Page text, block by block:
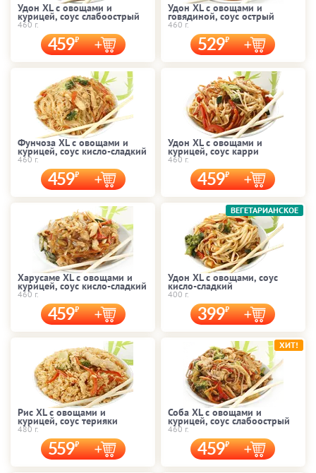
Удон XL с овощами и
курицей, соус слабоострый
460 г.
459
Удон XL с овощами и
говядиной, соус острый
460 г.
529
Фунчоза XL с овощами и
курицей, соус кисло-сладкий
460 г.
459
Удон XL с овощами и
курицей, соус карри
460 г.
459
Харусаме XL с овощами и
курицей, соус кисло-сладкий
460 г.
459
Удон XL с овощами, соус
кисло-сладкий
400 г.
399
ВЕГЕТАРИАНСКОЕ
Рис XL с овощами и
курицей, соус терияки
480 г.
559
Соба XL с овощами и
курицей, соус слабоострый
460 г.
459
ХИТ!